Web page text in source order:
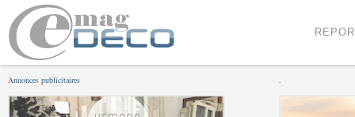
Annonces publicitaires